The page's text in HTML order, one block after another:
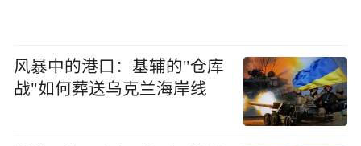
风暴中的港口：基辅的"仓库
战"如何葬送乌克兰海岸线